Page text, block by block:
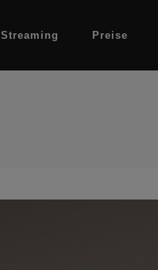
Streaming Preise